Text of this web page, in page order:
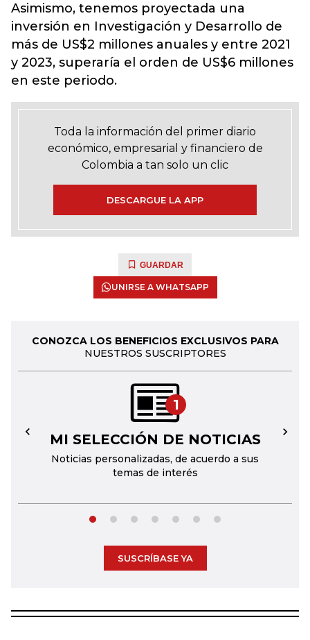
Asimismo, tenemos proyectada una
inversión en Investigación y Desarrollo de
más de US$2 millones anuales y entre 2021
y 2023, superaría el orden de US$6 millones
en este periodo.
Toda la información del primer diario
económico, empresarial y financiero de
Colombia a tan solo un clic
DESCARGUE LA APP
GUARDAR
UNIRSE A WHATSAPP
CONOZCA LOS BENEFICIOS EXCLUSIVOS PARA
NUESTROS SUSCRIPTORES
1
MI SELECCIÓN DE NOTICIAS
Noticias personalizadas, de acuerdo a sus
temas de interés
← →
SUSCRÍBASE YA